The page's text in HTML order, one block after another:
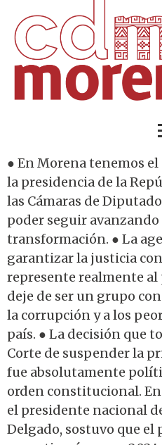
● En Morena tenemos
la presidencia de la
las Cámaras de
poder seguir avanzando
transformación. ● La
garantizar la justicia
represente realmente al
deje de ser un grupo
la corrupción y a los
país. ● La decisión que
Corte de suspender la
fue absolutamente
orden constitucional.
el presidente nacional
Delgado, sostuvo que